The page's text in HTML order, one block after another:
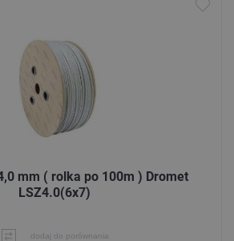
mm ( rolka po 100m ) Dromet
LSZ4.0(6x7)
dodaj do porównania